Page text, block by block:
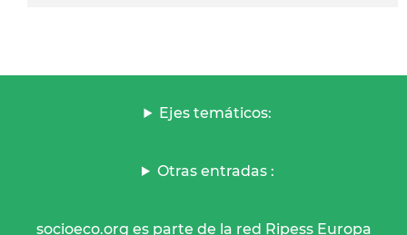
Ejes temáticos:
Otras entradas :
socioeco.org es parte de la red Ripess Europa